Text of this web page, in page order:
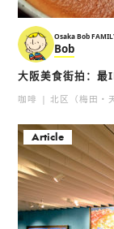
Osaka Bob
Bob
大阪美食街拍：最
咖啡 北区（梅田・
Article